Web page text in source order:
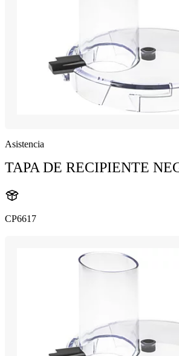
Asistencia
TAPA DE RECIPIENTE
CP6617